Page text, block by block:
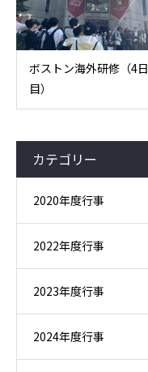
ボストン海外研修（4日
目）
カテゴリー
2020年度行事
2022年度行事
2023年度行事
2024年度行事